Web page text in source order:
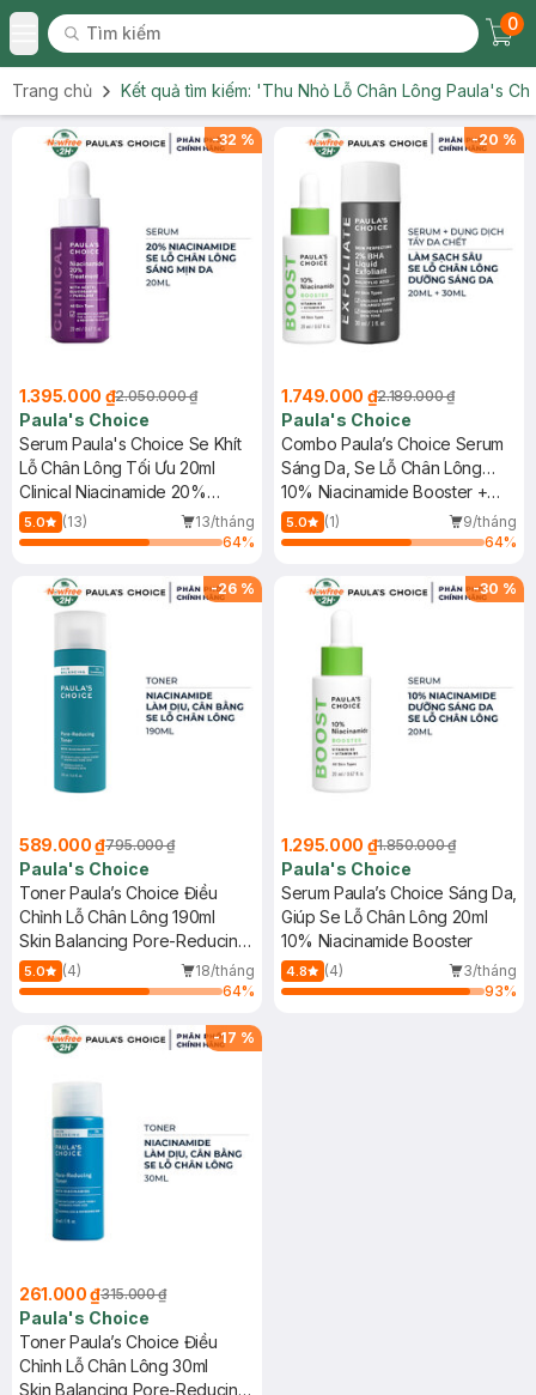
Toggle Menu
Tìm kiếm
Tìm kiếm
0
Trang chủ Kết quả tìm kiếm: 'Thu Nhỏ Lỗ Chân Lông Paula's
-32 %
1.395.000 ₫2.050.000 ₫
Paula's Choice
Serum Paula's Choice Se Khít
Lỗ Chân Lông Tối Ưu 20ml
Clinical Niacinamide 20%
Treatment
5.0 (13)
13/tháng
64%
-20 %
1.749.000 ₫2.189.000 ₫
Paula's Choice
Combo Paula’s Choice Serum
Sáng Da, Se Lỗ Chân Lông
20ml + Dung Dịch Tẩy Da Chết
2% BHA 30ml
10% Niacinamide Booster +
Skin Perfecting 2% BHA Liquid
5.0 (1)
9/tháng
64%
-26 %
589.000 ₫795.000 ₫
Paula's Choice
Toner Paula’s Choice Điều
Chỉnh Lỗ Chân Lông 190ml
Skin Balancing Pore-Reducing
Toner
5.0 (4)
18/tháng
64%
-30 %
1.295.000 ₫1.850.000 ₫
Paula's Choice
Serum Paula’s Choice Sáng Da,
Giúp Se Lỗ Chân Lông 20ml
10% Niacinamide Booster
4.8 (4)
3/tháng
93%
-17 %
261.000 ₫315.000 ₫
Paula's Choice
Toner Paula’s Choice Điều
Chỉnh Lỗ Chân Lông 30ml
Skin Balancing Pore-Reducing